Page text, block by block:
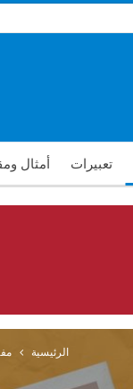
تعبيرات أمثال
الرئيسية